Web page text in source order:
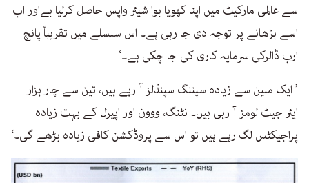
سے عالمی مارکیٹ میں اپنا کھویا ہوا شیئر واپس حاصل کرلیا ہےاور اب
اسے بڑھانے پر توجہ دی جا رہی ہے۔ اس سلسلے میں تقریباً پانچ
ارب ڈالرکی سرمایہ کاری کی جا چکی ہے۔‘
’ ایک ملین سے زیادہ سپننگ سپنڈلز آ رہے ہیں، تین سے چار ہزار
ایئر جیٹ لومز آ رہی ہیں۔ نٹنگ، ووون اور اپیرل کے بہت زیادہ
پراجیکٹس لگ رہے ہیں تو اس سے پروڈکشن کافی زیادہ بڑھے گی۔‘